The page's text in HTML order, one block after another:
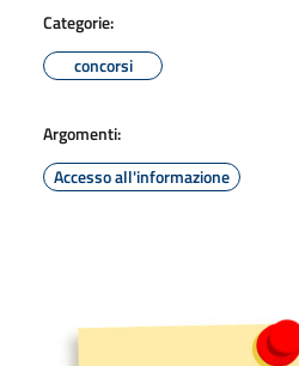
Categorie:
concorsi
Argomenti:
Accesso all'informazione